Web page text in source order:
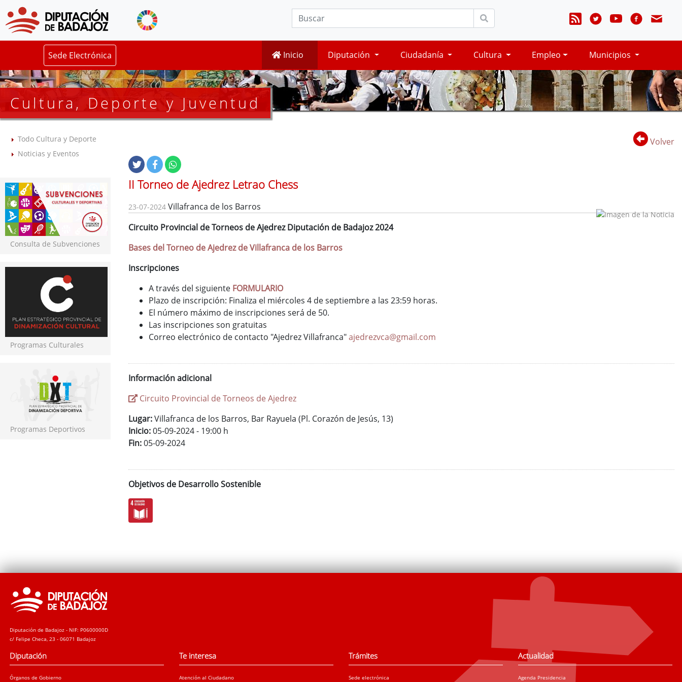
Sede Electrónica Inicio Diputación Ciudadanía Cultura Empleo Municipios
Cultura, Deporte y Juventud
Todo Cultura y Deporte
Noticias y Eventos
Consulta de Subvenciones
Programas Culturales
Programas Deportivos
Volver
II Torneo de Ajedrez Letrao Chess
23-07-2024 Villafranca de los Barros
Circuito Provincial de Torneos de Ajedrez Diputación de Badajoz 2024
Bases del Torneo de Ajedrez de Villafranca de los Barros
Inscripciones
A través del siguiente FORMULARIO
Plazo de inscripción: Finaliza el miércoles 4 de septiembre a las 23:59 horas.
El número máximo de inscripciones será de 50.
Las inscripciones son gratuitas
Correo electrónico de contacto "Ajedrez Villafranca"ajedrezvca@gmail.com
Información adicional
Circuito Provincial de Torneos de Ajedrez
Lugar:Villafranca de los Barros, Bar Rayuela (Pl. Corazón de Jesús, 13)
Inicio:05-09-2024 - 19:00 h
Fin:05-09-2024
Objetivos de Desarrollo Sostenible
Diputación de Badajoz - NIF: P0600000D
c/ Felipe Checa, 23 - 06071 Badajoz
Diputación
Órganos de Gobierno
Te interesa
Atención al Ciudadano
Trámites
Sede electrónica
Actualidad
Agenda Presidencia